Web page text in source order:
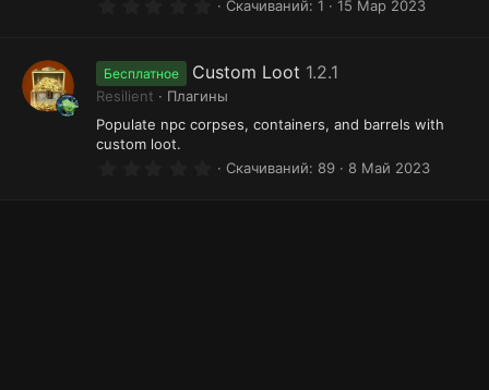
у
р
с
0
з
в
ё
з
д
Скачиваний 1 15 Мар 2023
Бесплатное Custom Loot 1.2.1
Resilient
Плагины
Populate npc corpses, containers, and barrels with
custom loot.
0 Скачиваний 89 8 Май 2023